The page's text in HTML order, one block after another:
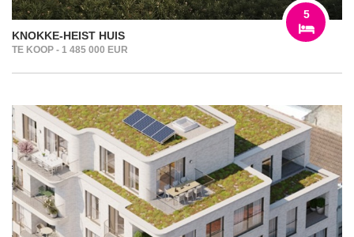
KNOKKE-HEIST HUIS
TE KOOP - 1 485 000 EUR
5